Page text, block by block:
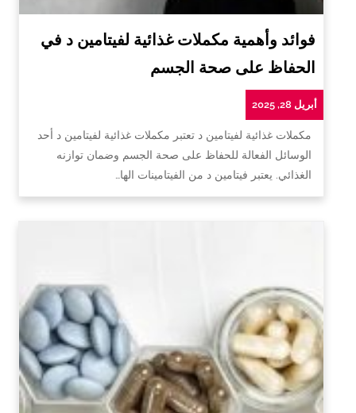
فوائد وأهمية مكملات غذائية لفيتامين د في
الحفاظ على صحة الجسم
أبريل 28, 2025
مكملات غذائية لفيتامين د تعتبر مكملات غذائية لفيتامين د أحد
الوسائل الفعالة للحفاظ على صحة الجسم وضمان توازنه
الغذائي. يعتبر فيتامين د من الفيتامينات الها…